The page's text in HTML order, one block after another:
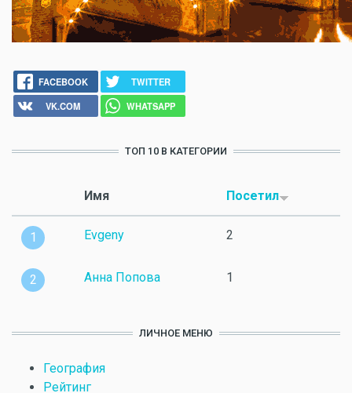
FACEBOOK
TWITTER
VK.COM
WHATSAPP
ТОП 10 В КАТЕГОРИИ
Имя Посетил
1 Evgeny 2
2 Анна Попова 1
ЛИЧНОЕ МЕНЮ
География
Рейтинг